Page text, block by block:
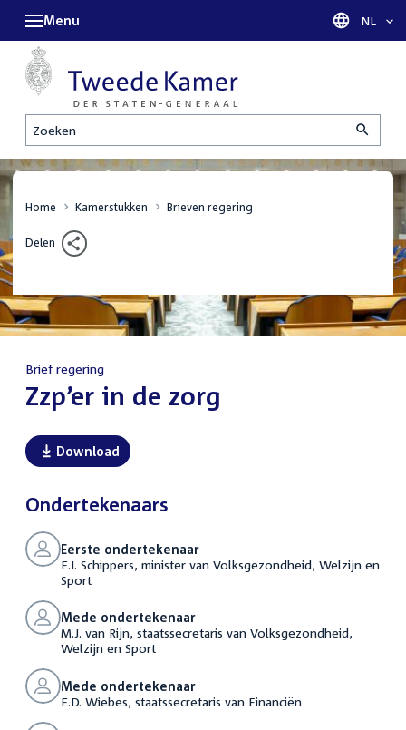
Zoeken
Menu Taal
NL
Home Kamerstukken Brieven regering
Delen
Brief regering
:Zzp’er in de zorg
Download
Ondertekenaars
Eerste ondertekenaar
E.I. Schippers, minister van Volksgezondheid, Welzijn en
Sport
Mede ondertekenaar
M.J. van Rijn, staatssecretaris van Volksgezondheid,
Welzijn en Sport
Mede ondertekenaar
E.D. Wiebes, staatssecretaris van Financiën